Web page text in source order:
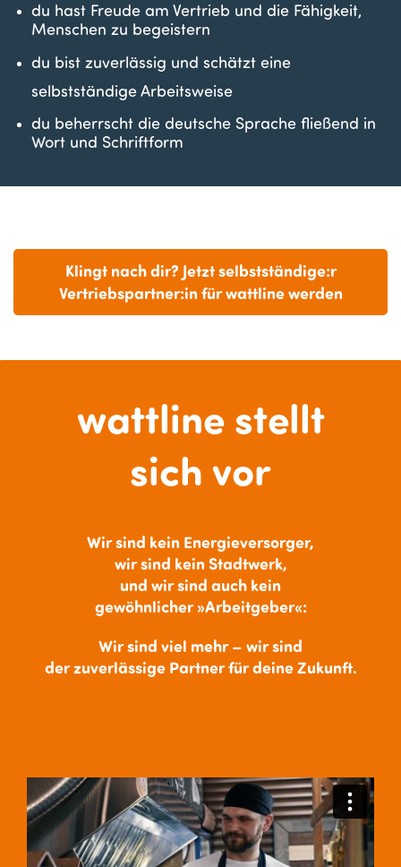
du hast Freude am Vertrieb und die Fähigkeit,
Menschen zu begeistern
du bist zuverlässig und schätzt eine
selbstständige Arbeitsweise
du beherrscht die deutsche Sprache fließend in
Wort und Schriftform
Klingt nach dir? Jetzt selbstständige:r
Vertriebspartner:in für wattline werden
wattline stellt
sich vor
Wir sind kein Energieversorger,
wir sind kein Stadtwerk,
und wir sind auch kein
gewöhnlicher »Arbeitgeber«:
Wir sind viel mehr – wir sind
derzuverlässige Partnerfür deine Zukunft.